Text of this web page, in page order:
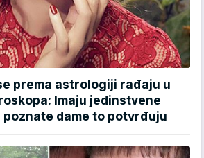
prema astrologiji rađaju u
Imaju jedinstvene
dame to potvrđuju